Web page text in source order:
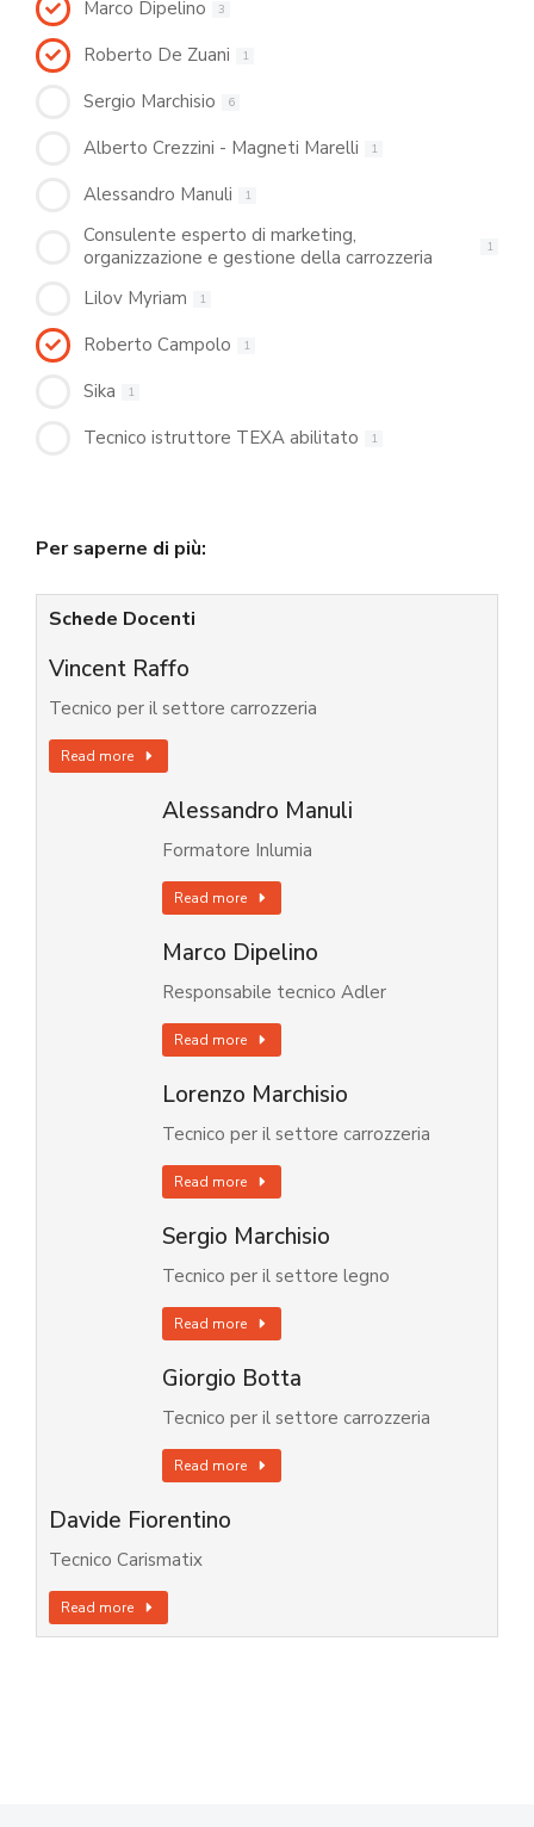
Marco Dipelino 3
Roberto De Zuani 1
Sergio Marchisio 6
Alberto Crezzini - Magneti Marelli 1
Alessandro Manuli 1
Consulente esperto di marketing,
organizzazione e gestione della carrozzeria
1
Lilov Myriam 1
Roberto Campolo 1
Sika 1
Tecnico istruttore TEXA abilitato 1
Per saperne di più:
Schede Docenti
Vincent Raffo
Tecnico per il settore carrozzeria
Read more
Alessandro Manuli
Formatore Inlumia
Read more
Marco Dipelino
Responsabile tecnico Adler
Read more
Lorenzo Marchisio
Tecnico per il settore carrozzeria
Read more
Sergio Marchisio
Tecnico per il settore legno
Read more
Giorgio Botta
Tecnico per il settore carrozzeria
Read more
Davide Fiorentino
Tecnico Carismatix
Read more